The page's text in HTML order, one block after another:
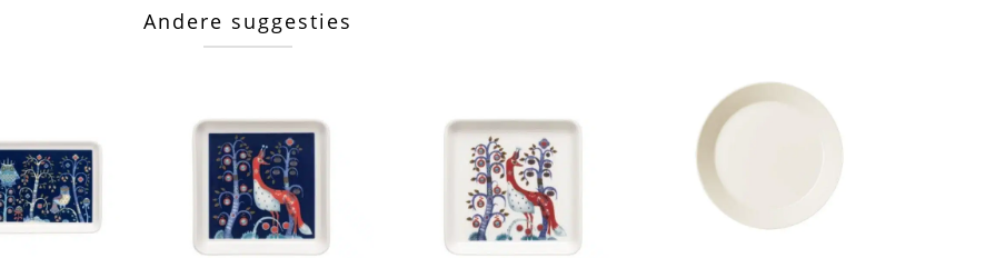
Andere suggesties